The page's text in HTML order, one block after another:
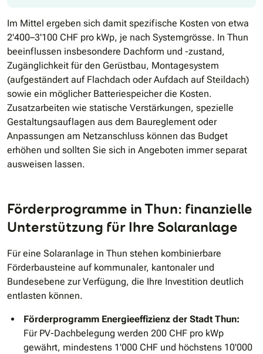
Im Mittel ergeben sich damit spezifische Kosten von etwa
2'400–3'100 CHF pro kWp, je nach Systemgrösse. In Thun
beeinflussen insbesondere Dachform und -zustand,
Zugänglichkeit für den Gerüstbau, Montagesystem
(aufgeständert auf Flachdach oder Aufdach auf Steildach)
sowie ein möglicher Batteriespeicher die Kosten.
Zusatzarbeiten wie statische Verstärkungen, spezielle
Gestaltungsauflagen aus dem Baureglement oder
Anpassungen am Netzanschluss können das Budget
erhöhen und sollten Sie sich in Angeboten immer separat
ausweisen lassen.
Förderprogramme in Thun: finanzielle
Unterstützung für Ihre Solaranlage
Für eine Solaranlage in Thun stehen kombinierbare
Förderbausteine auf kommunaler, kantonaler und
Bundesebene zur Verfügung, die Ihre Investition deutlich
entlasten können.
Förderprogramm Energieeffizienz der Stadt Thun:
Für PV-Dachbelegung werden 200 CHF pro kWp
gewährt, mindestens 1'000 CHF und höchstens 10'000